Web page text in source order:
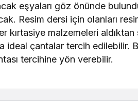
eşyaları göz önünde
Resim dersi için olanları
kırtasiye malzemeleri
ideal çantalar tercih edilebilir.
tercihine yön verebilir.